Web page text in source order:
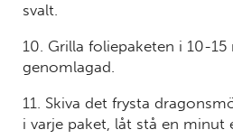
svalt.
10. Grilla foliepaketen i 10-
genomlagad.
11. Skiva det frysta
i varje paket, låt stå en minut